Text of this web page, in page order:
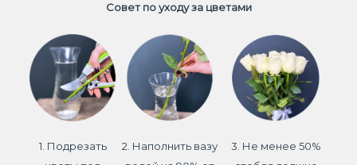
Совет по уходу за цветами
1. Подрезать
2. Наполнить вазу
3. Не менее 50%